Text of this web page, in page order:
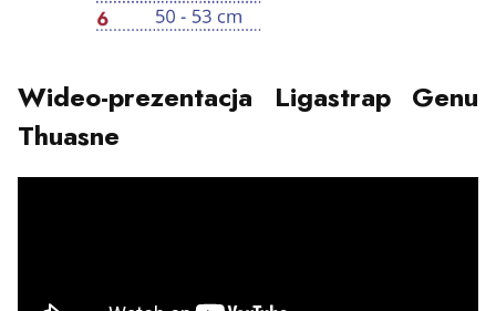
Wideo-prezentacja Ligastrap Genu
Thuasne